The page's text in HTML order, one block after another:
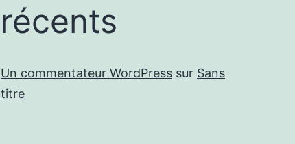
récents
Un commentateur WordPress sur Sans
titre